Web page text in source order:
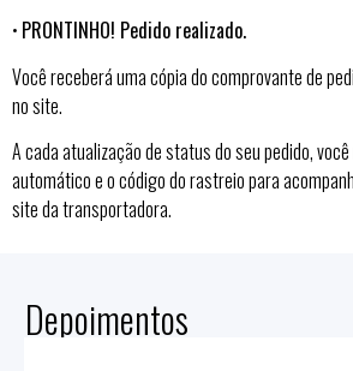
• PRONTINHO! Pedido realizado.
Você receberá uma cópia do comprovante de
no site.
A cada atualização de status do seu pedido,
automático e o código do rastreio para
site da transportadora.​
Depoimentos